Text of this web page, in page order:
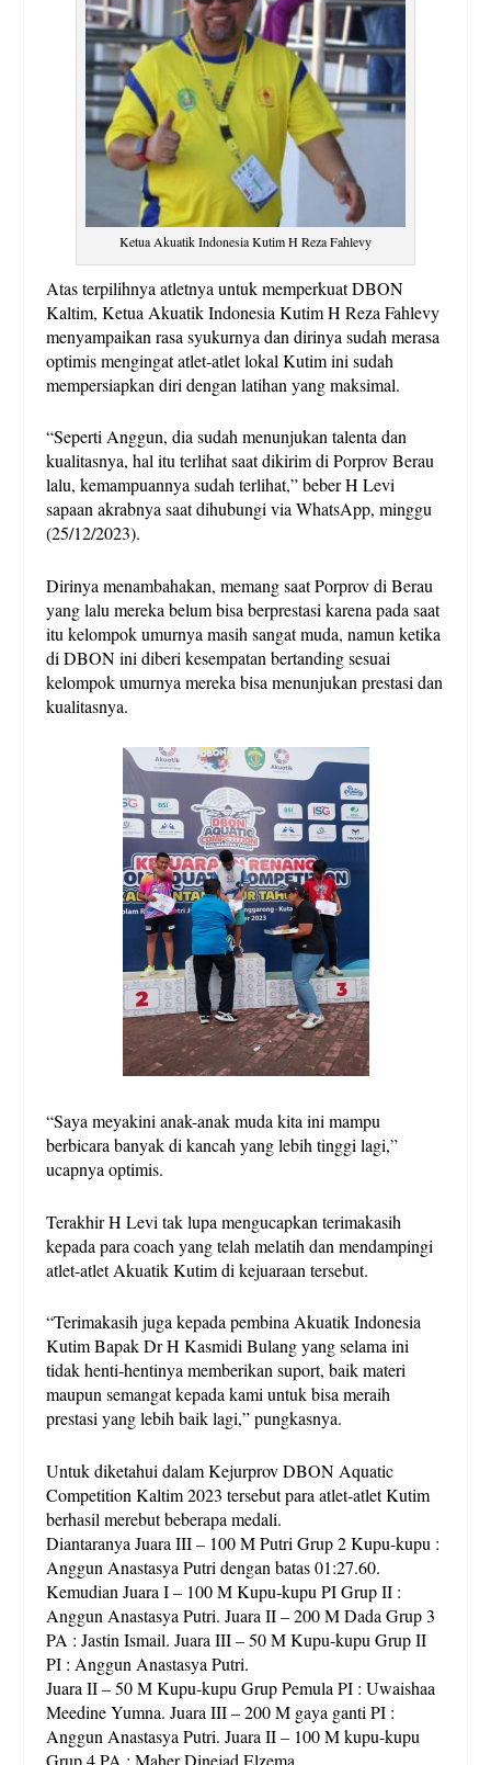
Ketua Akuatik Indonesia Kutim H Reza Fahlevy
Atas terpilihnya atletnya untuk memperkuat DBON
Kaltim, Ketua Akuatik Indonesia Kutim H Reza Fahlevy
menyampaikan rasa syukurnya dan dirinya sudah merasa
optimis mengingat atlet-atlet lokal Kutim ini sudah
mempersiapkan diri dengan latihan yang maksimal.
“Seperti Anggun, dia sudah menunjukan talenta dan
kualitasnya, hal itu terlihat saat dikirim di Porprov Berau
lalu, kemampuannya sudah terlihat,” beber H Levi
sapaan akrabnya saat dihubungi via WhatsApp, minggu
(25/12/2023).
Dirinya menambahakan, memang saat Porprov di Berau
yang lalu mereka belum bisa berprestasi karena pada saat
itu kelompok umurnya masih sangat muda, namun ketika
di DBON ini diberi kesempatan bertanding sesuai
kelompok umurnya mereka bisa menunjukan prestasi dan
kualitasnya.
“Saya meyakini anak-anak muda kita ini mampu
berbicara banyak di kancah yang lebih tinggi lagi,”
ucapnya optimis.
Terakhir H Levi tak lupa mengucapkan terimakasih
kepada para coach yang telah melatih dan mendampingi
atlet-atlet Akuatik Kutim di kejuaraan tersebut.
“Terimakasih juga kepada pembina Akuatik Indonesia
Kutim Bapak Dr H Kasmidi Bulang yang selama ini
tidak henti-hentinya memberikan suport, baik materi
maupun semangat kepada kami untuk bisa meraih
prestasi yang lebih baik lagi,” pungkasnya.
Untuk diketahui dalam Kejurprov DBON Aquatic
Competition Kaltim 2023 tersebut para atlet-atlet Kutim
berhasil merebut beberapa medali.
Diantaranya Juara III – 100 M Putri Grup 2 Kupu-kupu :
Anggun Anastasya Putri dengan batas 01:27.60.
Kemudian Juara I – 100 M Kupu-kupu PI Grup II :
Anggun Anastasya Putri. Juara II – 200 M Dada Grup 3
PA : Jastin Ismail. Juara III – 50 M Kupu-kupu Grup II
PI : Anggun Anastasya Putri.
Juara II – 50 M Kupu-kupu Grup Pemula PI : Uwaishaa
Meedine Yumna. Juara III – 200 M gaya ganti PI :
Anggun Anastasya Putri. Juara II – 100 M kupu-kupu
Grup 4 PA : Maher Dinejad Elzema.